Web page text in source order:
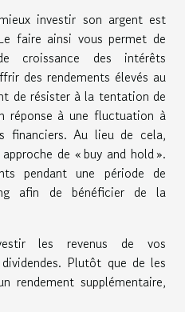
investir son argent est
faire ainsi vous permet de
croissance des intérêts
des rendements élevés au
de résister à la tentation de
réponse à une fluctuation à
financiers. Au lieu de cela,
de « buy and hold ».
pendant une période de
afin de bénéficier de la
les revenus de vos
Plutôt que de les
rendement supplémentaire,